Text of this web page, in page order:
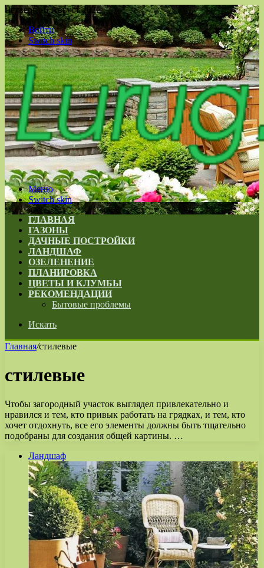
Четверг , 6 Август 2026
Войти
Switch skin
Меню
Switch skin
ГЛАВНАЯ
ГАЗОНЫ
ДАЧНЫЕ ПОСТРОЙКИ
ЛАНДШАФ
ОЗЕЛЕНЕНИЕ
ПЛАНИРОВКА
ЦВЕТЫ И КЛУМБЫ
РЕКОМЕНДАЦИИ
Бытовые проблемы
Искать
Главная/стилевые
стилевые
Чтобы загородный участок выглядел привлекательно и
нравился и тем, кто привык работать на грядках, и тем, кто
хочет отдохнуть, все его элементы должны быть тщательно
подобраны для создания общей картины. …
Ландшаф